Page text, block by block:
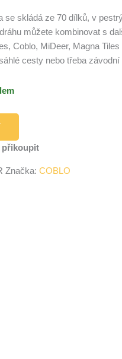
se skládá ze 70 dílků, v
můžete kombinovat s
Coblo, MiDeer, Magna Tiles
cesty nebo třeba závodní
přikoupit
Značka: COBLO